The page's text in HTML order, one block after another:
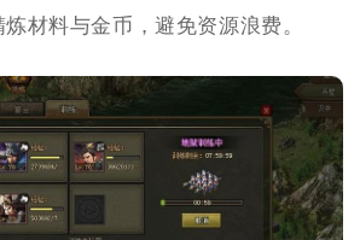
材料与金币，避免资源浪费。